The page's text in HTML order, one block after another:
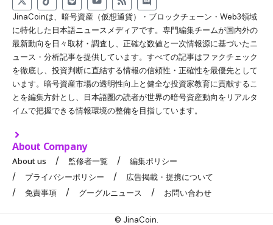
JinaCoinは、暗号資産（仮想通貨）・ブロックチェーン・Web3領域
に特化した日本語ニュースメディアです。専門編集チームが国内外の
最新動向を日々取材・調査し、正確な数値と一次情報源に基づいたニ
ュース・分析記事を提供しています。すべての記事はファクチェック
を徹底し、投資判断に直結する情報の信頼性・正確性を最優先として
います。暗号資産市場の透明性向上と健全な投資家教育に貢献するこ
とを編集方針とし、日本語圏の読者が世界の暗号資産動向をリアルタ
イムで把握できる情報環境の整備を目指しています。
About Company
About us 監修者一覧
編集ポリシー
プライバシーポリシー
広告掲載・提携について
免責事項
グーグルニュース お問い合わせ
© JinaCoin.